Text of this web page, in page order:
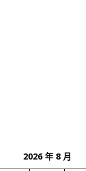
2026 年 8 月